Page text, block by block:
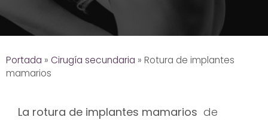
Portada » Cirugía secundaria » Rotura de implantes
mamarios
La rotura de implantes mamarios de